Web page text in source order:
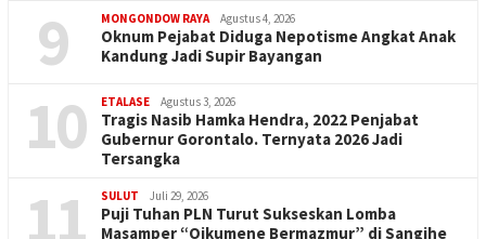
9 MONGONDOW RAYA Agustus 4, 2026
Oknum Pejabat Diduga Nepotisme Angkat Anak
Kandung Jadi Supir Bayangan
10 ETALASE Agustus 3, 2026
Tragis Nasib Hamka Hendra, 2022 Penjabat
Gubernur Gorontalo. Ternyata 2026 Jadi
Tersangka
11 SULUT Juli 29, 2026
Puji Tuhan PLN Turut Sukseskan Lomba
Masamper “Oikumene Bermazmur” di Sangihe